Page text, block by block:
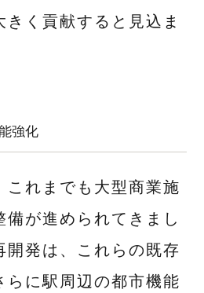
く貢献すると見込ま
強化
これまでも大型商業施
備が進められてきまし
開発は、これらの既存
らに駅周辺の都市機能